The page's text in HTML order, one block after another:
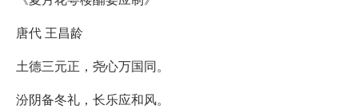
唐代 王昌龄
土德三元正，尧心万国同。
汾阴备冬礼，长乐应和风。